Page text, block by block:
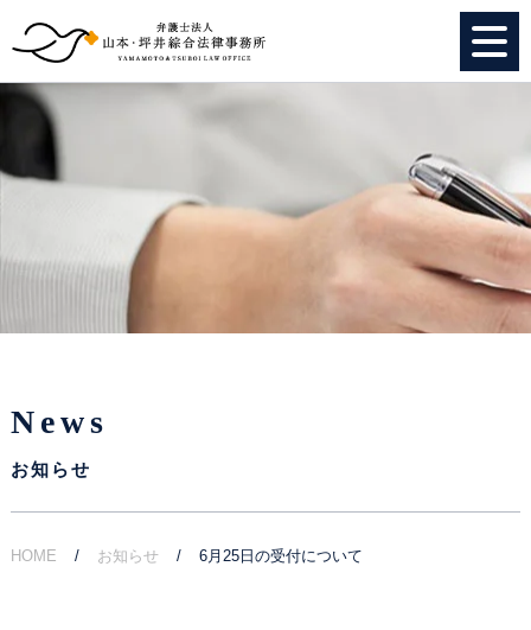
HOME
個人のお客様
法人のお客様
News
お知らせ
HOME お知らせ 6月25日の受付について